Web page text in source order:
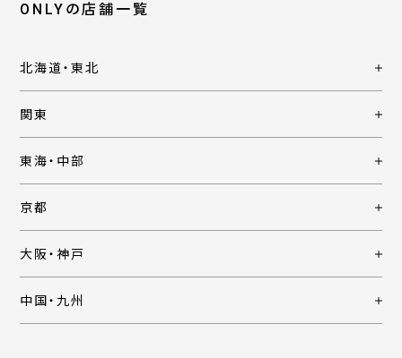
ONLYの店舗一覧
北海道・東北
関東
東海・中部
京都
大阪・神戸
中国・九州